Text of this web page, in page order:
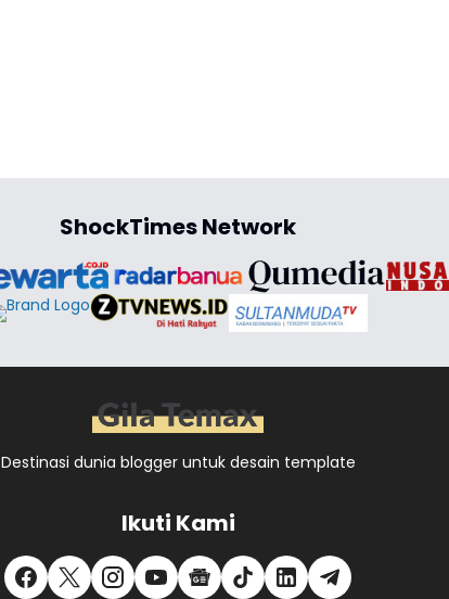
ShockTimes Network
Destinasi dunia blogger untuk desain template
Ikuti Kami